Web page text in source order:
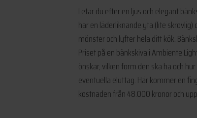
Letar du efter en ljus och elegant
har en läderliknande yta (lite
mönster och lyfter hela ditt kök.
Priset på en bänkskiva i Ambiente
önskar, vilken form den ska ha och
eventuella eluttag. Här kommer en
kostnaden från 48.000 kronor och